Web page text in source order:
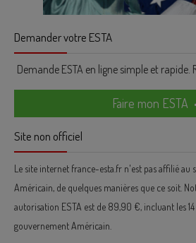
Demander votre ESTA
Demande ESTA en ligne simple et rapide.
Faire mon ESTA
Site non officiel
Le site internet france-esta.fr n'est pas affilié
Américain, de quelques manières que ce soit.
autorisation ESTA est de 89,90 €, incluant les
gouvernement Américain.